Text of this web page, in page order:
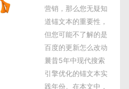
营销，那么您无疑知
道锚文本的重要性，
但您可能不了解的是
百度的更新怎么改动
曩昔5年中现代搜索
引擎优化的锚文本实
践年份。在本文中，